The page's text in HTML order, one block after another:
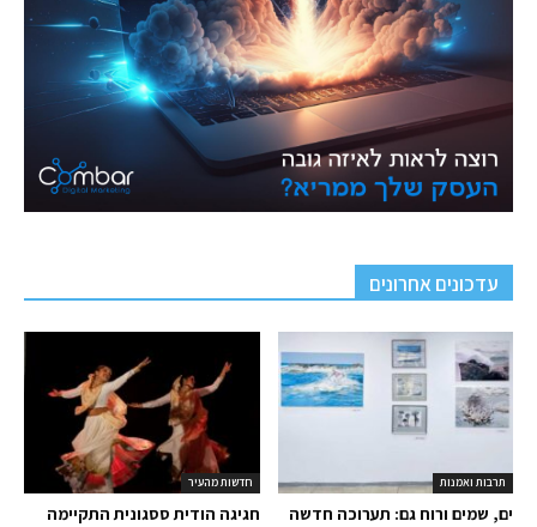
עדכונים אחרונים
חדשות מהעיר
חגיגה הודית ססגונית התקיימה
תרבות ואמנות
ים, שמים ורוח גם: תערוכה חדשה